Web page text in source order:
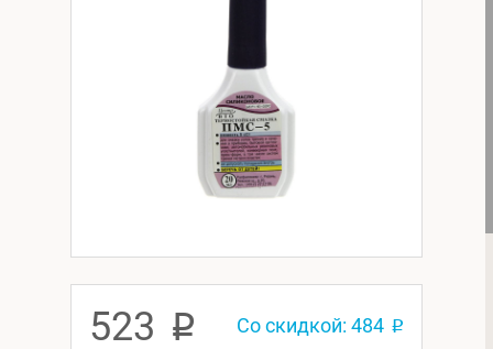
523 p Со скидкой: 484 p